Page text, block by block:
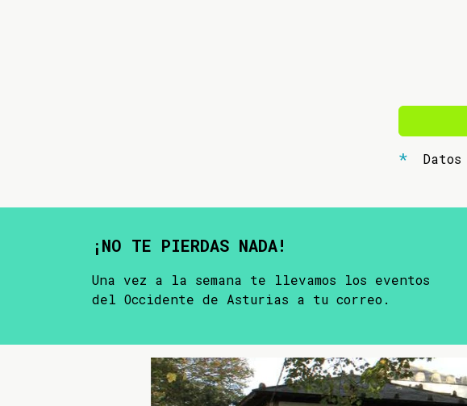
¡NO TE PIERDAS NADA!
Una vez a la semana te llevamos los eventos
del Occidente de Asturias a tu correo.